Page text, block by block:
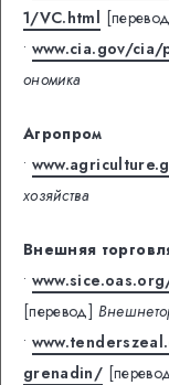
1/VC.html
• www.cia.gov/
ономика
Агропром
•
хозяйства
Внешняя
•
[перевод]
•
grenadin/